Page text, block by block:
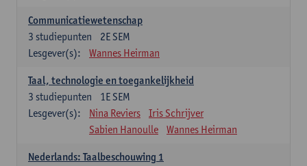
Communicatiewetenschap
2E SEM
3 studiepunten
Lesgever(s):
Wannes Heirman
Taal, technologie en toegankelijkheid
1E SEM
3 studiepunten
Lesgever(s):
Nina Reviers
Iris Schrijver
Sabien Hanoulle
Wannes Heirman
Nederlands: Taalbeschouwing 1